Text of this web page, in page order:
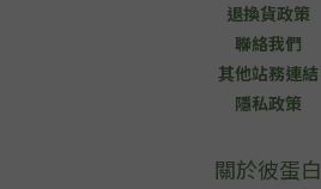
退換貨政策
聯絡我們
其他站務連結
隱私政策
關於彼蛋白